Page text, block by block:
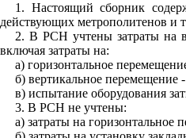
1. Настоящий сборник
действующих метрополитенов и
2. В РСН учтены затраты на
включая затраты на:
а) горизонтальное
б) вертикальное перемещение
в) испытание оборудования
3. В РСН не учтены:
а) затраты на горизонтальное